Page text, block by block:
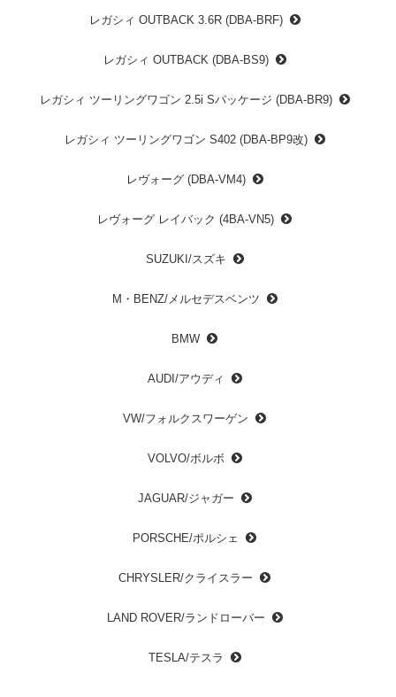
レガシィ OUTBACK 3.6R (DBA-BRF)
レガシィ OUTBACK (DBA-BS9)
レガシィ ツーリングワゴン 2.5i Sパッケージ (DBA-BR9)
レガシィ ツーリングワゴン S402 (DBA-BP9改)
レヴォーグ (DBA-VM4)
レヴォーグ レイバック (4BA-VN5)
SUZUKI/スズキ
M・BENZ/メルセデスベンツ
BMW
AUDI/アウディ
VW/フォルクスワーゲン
VOLVO/ボルボ
JAGUAR/ジャガー
PORSCHE/ポルシェ
CHRYSLER/クライスラー
LAND ROVER/ランドローバー
TESLA/テスラ